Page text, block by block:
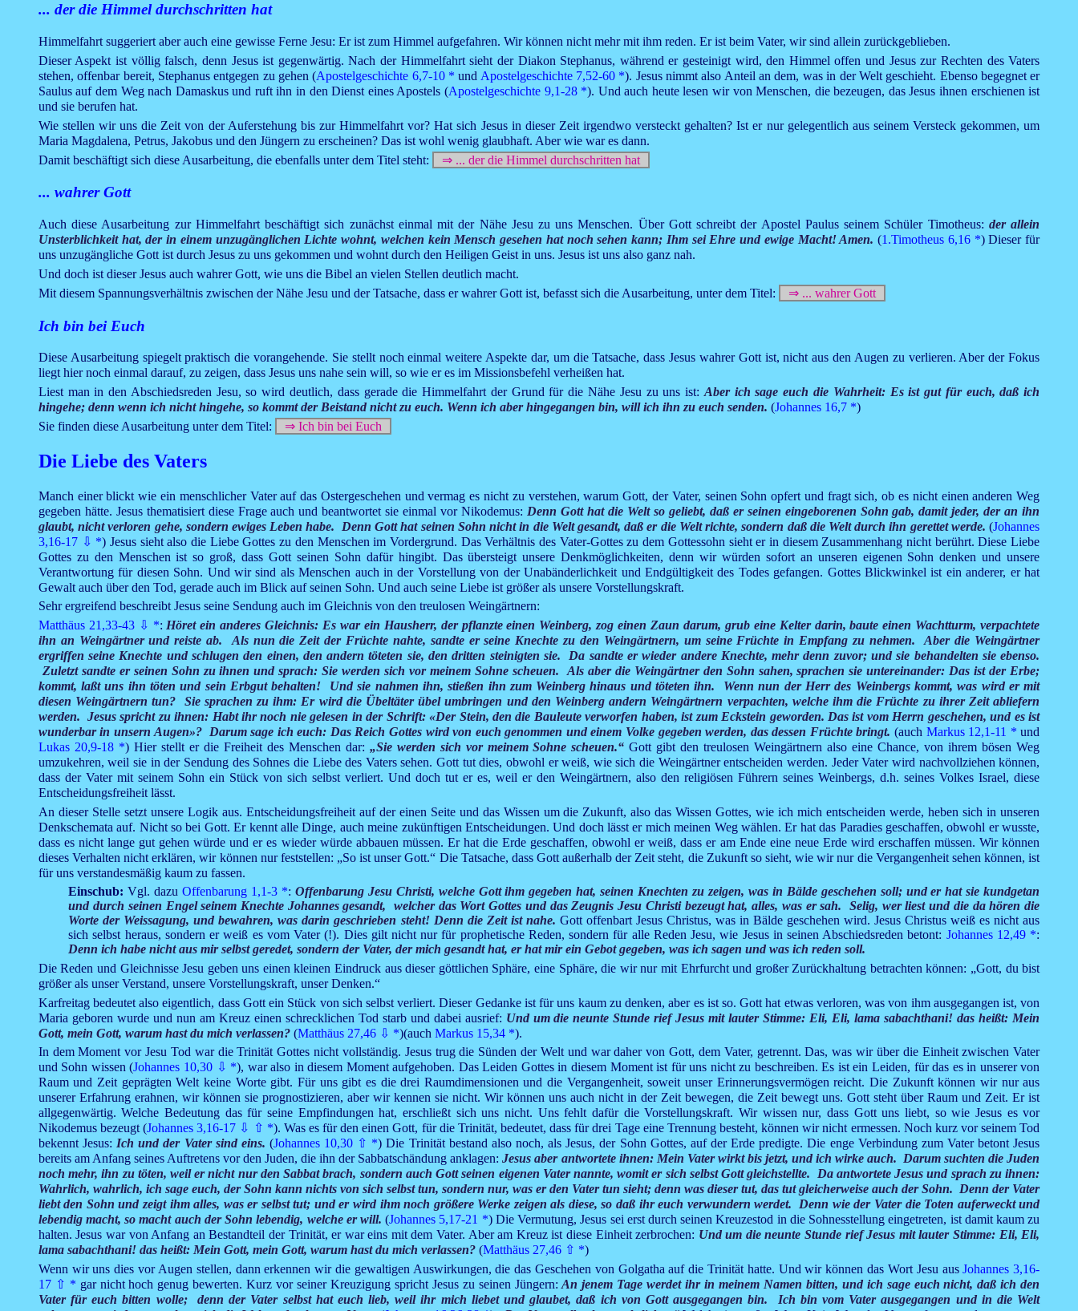
... der die Himmel durchschritten hat
Himmelfahrt suggeriert aber auch eine gewisse Ferne Jesu: Er ist zum Himmel aufgefahren. Wir können nicht mehr mit ihm reden. Er ist beim Vater, wir sind allein zurückgeblieben.
Dieser Aspekt ist völlig falsch, denn Jesus ist gegenwärtig. Nach der Himmelfahrt sieht der Diakon Stephanus, während er gesteinigt wird, den Himmel offen und Jesus zur Rechten des Vaters
stehen, offenbar bereit, Stephanus entgegen zu gehen (Apostelgeschichte 6,7-10 * und Apostelgeschichte 7,52-60 *). Jesus nimmt also Anteil an dem, was in der Welt geschieht. Ebenso begegnet er
Saulus auf dem Weg nach Damaskus und ruft ihn in den Dienst eines Apostels (Apostelgeschichte 9,1-28 *). Und auch heute lesen wir von Menschen, die bezeugen, das Jesus ihnen erschienen ist
und sie berufen hat.
Wie stellen wir uns die Zeit von der Auferstehung bis zur Himmelfahrt vor? Hat sich Jesus in dieser Zeit irgendwo versteckt gehalten? Ist er nur gelegentlich aus seinem Versteck gekommen, um
Maria Magdalena, Petrus, Jakobus und den Jüngern zu erscheinen? Das ist wohl wenig glaubhaft. Aber wie war es dann.
Damit beschäftigt sich diese Ausarbeitung, die ebenfalls unter dem Titel steht:
⇒ ... der die Himmel durchschritten hat
... wahrer Gott
Auch diese Ausarbeitung zur Himmelfahrt beschäftigt sich zunächst einmal mit der Nähe Jesu zu uns Menschen. Über Gott schreibt der Apostel Paulus seinem Schüler Timotheus: der allein
Unsterblichkeit hat, der in einem unzugänglichen Lichte wohnt, welchen kein Mensch gesehen hat noch sehen kann; Ihm sei Ehre und ewige Macht! Amen.(1.Timotheus 6,16 *) Dieser für
uns unzugängliche Gott ist durch Jesus zu uns gekommen und wohnt durch den Heiligen Geist in uns. Jesus ist uns also ganz nah.
Und doch ist dieser Jesus auch wahrer Gott, wie uns die Bibel an vielen Stellen deutlich macht.
Mit diesem Spannungsverhältnis zwischen der Nähe Jesu und der Tatsache, dass er wahrer Gott ist, befasst sich die Ausarbeitung, unter dem Titel:
⇒ ... wahrer Gott
Ich bin bei Euch
Diese Ausarbeitung spiegelt praktisch die vorangehende. Sie stellt noch einmal weitere Aspekte dar, um die Tatsache, dass Jesus wahrer Gott ist, nicht aus den Augen zu verlieren. Aber der Fokus
liegt hier noch einmal darauf, zu zeigen, dass Jesus uns nahe sein will, so wie er es im Missionsbefehl verheißen hat.
Liest man in den Abschiedsreden Jesu, so wird deutlich, dass gerade die Himmelfahrt der Grund für die Nähe Jesu zu uns ist: Aber ich sage euch die Wahrheit: Es ist gut für euch, daß ich
hingehe; denn wenn ich nicht hingehe, so kommt der Beistand nicht zu euch. Wenn ich aber hingegangen bin, will ich ihn zu euch senden. (Johannes 16,7 *)
Sie finden diese Ausarbeitung unter dem Titel:
⇒ Ich bin bei Euch
Die Liebe des Vaters
Manch einer blickt wie ein menschlicher Vater auf das Ostergeschehen und vermag es nicht zu verstehen, warum Gott, der Vater, seinen Sohn opfert und fragt sich, ob es nicht einen anderen Weg
gegeben hätte. Jesus thematisiert diese Frage auch und beantwortet sie einmal vor Nikodemus: Denn Gott hat die Welt so geliebt, daß er seinen eingeborenen Sohn gab, damit jeder, der an ihn
glaubt, nicht verloren gehe, sondern ewiges Leben habe. Denn Gott hat seinen Sohn nicht in die Welt gesandt, daß er die Welt richte, sondern daß die Welt durch ihn gerettet werde.(Johannes
3,16-17 ⇩ *) Jesus sieht also die Liebe Gottes zu den Menschen im Vordergrund. Das Verhältnis des Vater-Gottes zu dem Gottessohn sieht er in diesem Zusammenhang nicht berührt. Diese Liebe
Gottes zu den Menschen ist so groß, dass Gott seinen Sohn dafür hingibt. Das übersteigt unsere Denkmöglichkeiten, denn wir würden sofort an unseren eigenen Sohn denken und unsere
Verantwortung für diesen Sohn. Und wir sind als Menschen auch in der Vorstellung von der Unabänderlichkeit und Endgültigkeit des Todes gefangen. Gottes Blickwinkel ist ein anderer, er hat
Gewalt auch über den Tod, gerade auch im Blick auf seinen Sohn. Und auch seine Liebe ist größer als unsere Vorstellungskraft.
Sehr ergreifend beschreibt Jesus seine Sendung auch im Gleichnis von den treulosen Weingärtnern:
Matthäus 21,33-43 ⇩ *: Höret ein anderes Gleichnis: Es war ein Hausherr, der pflanzte einen Weinberg, zog einen Zaun darum, grub eine Kelter darin, baute einen Wachtturm, verpachtete
ihn an Weingärtner und reiste ab. Als nun die Zeit der Früchte nahte, sandte er seine Knechte zu den Weingärtnern, um seine Früchte in Empfang zu nehmen. Aber die Weingärtner
ergriffen seine Knechte und schlugen den einen, den andern töteten sie, den dritten steinigten sie. Da sandte er wieder andere Knechte, mehr denn zuvor; und sie behandelten sie ebenso.
Zuletzt sandte er seinen Sohn zu ihnen und sprach: Sie werden sich vor meinem Sohne scheuen. Als aber die Weingärtner den Sohn sahen, sprachen sie untereinander: Das ist der Erbe;
kommt, laßt uns ihn töten und sein Erbgut behalten! Und sie nahmen ihn, stießen ihn zum Weinberg hinaus und töteten ihn. Wenn nun der Herr des Weinbergs kommt, was wird er mit
diesen Weingärtnern tun? Sie sprachen zu ihm: Er wird die Übeltäter übel umbringen und den Weinberg andern Weingärtnern verpachten, welche ihm die Früchte zu ihrer Zeit abliefern
werden. Jesus spricht zu ihnen: Habt ihr noch nie gelesen in der Schrift: «Der Stein, den die Bauleute verworfen haben, ist zum Eckstein geworden. Das ist vom Herrn geschehen, und es ist
wunderbar in unsern Augen»? Darum sage ich euch: Das Reich Gottes wird von euch genommen und einem Volke gegeben werden, das dessen Früchte bringt. (auch Markus 12,1-11 * und
Lukas 20,9-18 *) Hier stellt er die Freiheit des Menschen dar: „Sie werden sich vor meinem Sohne scheuen.“ Gott gibt den treulosen Weingärtnern also eine Chance, von ihrem bösen Weg
umzukehren, weil sie in der Sendung des Sohnes die Liebe des Vaters sehen. Gott tut dies, obwohl er weiß, wie sich die Weingärtner entscheiden werden. Jeder Vater wird nachvollziehen können,
dass der Vater mit seinem Sohn ein Stück von sich selbst verliert. Und doch tut er es, weil er den Weingärtnern, also den religiösen Führern seines Weinbergs, d.h. seines Volkes Israel, diese
Entscheidungsfreiheit lässt.
An dieser Stelle setzt unsere Logik aus. Entscheidungsfreiheit auf der einen Seite und das Wissen um die Zukunft, also das Wissen Gottes, wie ich mich entscheiden werde, heben sich in unseren
Denkschemata auf. Nicht so bei Gott. Er kennt alle Dinge, auch meine zukünftigen Entscheidungen. Und doch lässt er mich meinen Weg wählen. Er hat das Paradies geschaffen, obwohl er wusste,
dass es nicht lange gut gehen würde und er es wieder würde abbauen müssen. Er hat die Erde geschaffen, obwohl er weiß, dass er am Ende eine neue Erde wird erschaffen müssen. Wir können
dieses Verhalten nicht erklären, wir können nur feststellen: „So ist unser Gott.“ Die Tatsache, dass Gott außerhalb der Zeit steht, die Zukunft so sieht, wie wir nur die Vergangenheit sehen können, ist
für uns verstandesmäßig kaum zu fassen.
Einschub: Vgl. dazuOffenbarung 1,1-3 *: Offenbarung Jesu Christi, welche Gott ihm gegeben hat, seinen Knechten zu zeigen, was in Bälde geschehen soll; und er hat sie kundgetan
und durch seinen Engel seinem Knechte Johannes gesandt, welcher das Wort Gottes und das Zeugnis Jesu Christi bezeugt hat, alles, was er sah. Selig, wer liest und die da hören die
Worte der Weissagung, und bewahren, was darin geschrieben steht! Denn die Zeit ist nahe. Gott offenbart Jesus Christus, was in Bälde geschehen wird. Jesus Christus weiß es nicht aus
sich selbst heraus, sondern er weiß es vom Vater (!). Dies gilt nicht nur für prophetische Reden, sondern für alle Reden Jesu, wie Jesus in seinen Abschiedsreden betont: Johannes 12,49 *:
Denn ich habe nicht aus mir selbst geredet, sondern der Vater, der mich gesandt hat, er hat mir ein Gebot gegeben, was ich sagen und was ich reden soll.
Die Reden und Gleichnisse Jesu geben uns einen kleinen Eindruck aus dieser göttlichen Sphäre, eine Sphäre, die wir nur mit Ehrfurcht und großer Zurückhaltung betrachten können: „Gott, du bist
größer als unser Verstand, unsere Vorstellungskraft, unser Denken.“
Karfreitag bedeutet also eigentlich, dass Gott ein Stück von sich selbst verliert. Dieser Gedanke ist für uns kaum zu denken, aber es ist so. Gott hat etwas verloren, was von ihm ausgegangen ist, von
Maria geboren wurde und nun am Kreuz einen schrecklichen Tod starb und dabei ausrief: Und um die neunte Stunde rief Jesus mit lauter Stimme: Eli, Eli, lama sabachthani! das heißt: Mein
Gott, mein Gott, warum hast du mich verlassen? (Matthäus 27,46 ⇩ *)(auch Markus 15,34 *).
In dem Moment vor Jesu Tod war die Trinität Gottes nicht vollständig. Jesus trug die Sünden der Welt und war daher von Gott, dem Vater, getrennt. Das, was wir über die Einheit zwischen Vater
und Sohn wissen (Johannes 10,30 ⇩ *), war also in diesem Moment aufgehoben. Das Leiden Gottes in diesem Moment ist für uns nicht zu beschreiben. Es ist ein Leiden, für das es in unserer von
Raum und Zeit geprägten Welt keine Worte gibt. Für uns gibt es die drei Raumdimensionen und die Vergangenheit, soweit unser Erinnerungsvermögen reicht. Die Zukunft können wir nur aus
unserer Erfahrung erahnen, wir können sie prognostizieren, aber wir kennen sie nicht. Wir können uns auch nicht in der Zeit bewegen, die Zeit bewegt uns. Gott steht über Raum und Zeit. Er ist
allgegenwärtig. Welche Bedeutung das für seine Empfindungen hat, erschließt sich uns nicht. Uns fehlt dafür die Vorstellungskraft. Wir wissen nur, dass Gott uns liebt, so wie Jesus es vor
Nikodemus bezeugt (Johannes 3,16-17 ⇩ ⇧ *). Was es für den einen Gott, für die Trinität, bedeutet, dass für drei Tage eine Trennung besteht, können wir nicht ermessen. Noch kurz vor seinem Tod
bekennt Jesus: Ich und der Vater sind eins. (Johannes 10,30 ⇧ *) Die Trinität bestand also noch, als Jesus, der Sohn Gottes, auf der Erde predigte. Die enge Verbindung zum Vater betont Jesus
bereits am Anfang seines Auftretens vor den Juden, die ihn der Sabbatschändung anklagen:Jesus aber antwortete ihnen: Mein Vater wirkt bis jetzt, und ich wirke auch. Darum suchten die Juden
noch mehr, ihn zu töten, weil er nicht nur den Sabbat brach, sondern auch Gott seinen eigenen Vater nannte, womit er sich selbst Gott gleichstellte. Da antwortete Jesus und sprach zu ihnen:
Wahrlich, wahrlich, ich sage euch, der Sohn kann nichts von sich selbst tun, sondern nur, was er den Vater tun sieht; denn was dieser tut, das tut gleicherweise auch der Sohn. Denn der Vater
liebt den Sohn und zeigt ihm alles, was er selbst tut; und er wird ihm noch größere Werke zeigen als diese, so daß ihr euch verwundern werdet. Denn wie der Vater die Toten auferweckt und
lebendig macht, so macht auch der Sohn lebendig, welche er will.(Johannes 5,17-21 *) Die Vermutung, Jesus sei erst durch seinen Kreuzestod in die Sohnesstellung eingetreten, ist damit kaum zu
halten. Jesus war von Anfang an Bestandteil der Trinität, er war eins mit dem Vater. Aber am Kreuz ist diese Einheit zerbrochen: Und um die neunte Stunde rief Jesus mit lauter Stimme: Eli, Eli,
lama sabachthani! das heißt: Mein Gott, mein Gott, warum hast du mich verlassen? (Matthäus 27,46 ⇧ *)
Wenn wir uns dies vor Augen stellen, dann erkennen wir die gewaltigen Auswirkungen, die das Geschehen von Golgatha auf die Trinität hatte. Und wir können das Wort Jesu ausJohannes 3,16-
17 ⇧ * gar nicht hoch genug bewerten. Kurz vor seiner Kreuzigung spricht Jesus zu seinen Jüngern:An jenem Tage werdet ihr in meinem Namen bitten, und ich sage euch nicht, daß ich den
Vater für euch bitten wolle; denn der Vater selbst hat euch lieb, weil ihr mich liebet und glaubet, daß ich von Gott ausgegangen bin. Ich bin vom Vater ausgegangen und in die Welt